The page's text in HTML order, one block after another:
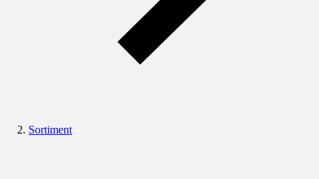
Sortiment